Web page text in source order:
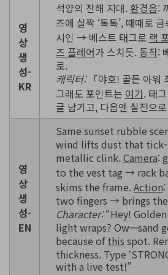
영
상
생
성-
KR
석양의 잔해 지대. 환경음:
즈에 살짝 ‘톡톡’, 때때로 금
시인 → 베스트 태그로 랙
즈 플레어가 스치듯. 동작:
로.
캐릭터:「야호! 골든 아워
그래도 포인트는 여기. 태
글 남기고, 다음엔 실전으로
영
상
생
성-
EN
Same sunset rubble
wind lifts dust that tick-
metallic clink.Camera:
to the vest tag → rack
skims the frame.Action
two fingers → brings
Character:“Hey!
light wraps? Ow—sand
because ofthis spot.
thickness. Type
with a live test!”